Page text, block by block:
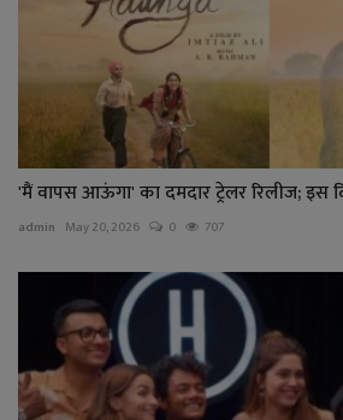
'मैं वापस आऊंगा' का दमदार ट्रेलर रिलीज; इस
admin May 20, 2026 0 707